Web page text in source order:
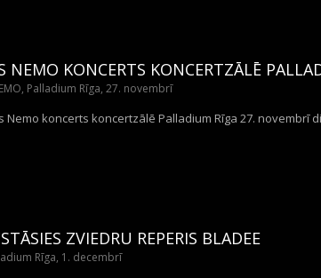
NEMO KONCERTS KONCERTZĀLĒ
Palladium Rīga, 27. novembrī
Nemo koncerts koncertzālē Palladium Rīga 27. novembrī
ZVIEDRU REPERIS BLADEE
Rīga, 1. decembrī